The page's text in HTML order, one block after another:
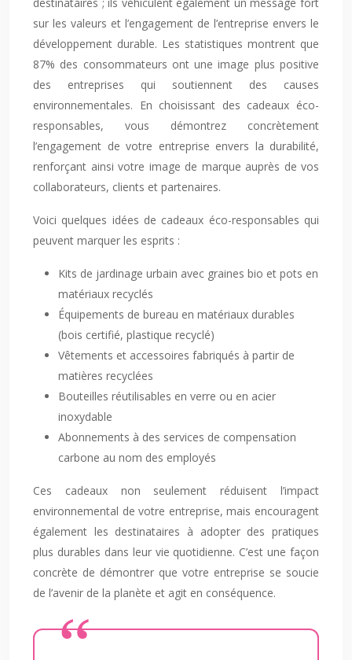
sur les valeurs et l’engagement de l’entreprise envers le
développement durable. Les statistiques montrent que
87% des consommateurs ont une image plus positive
des entreprises qui soutiennent des causes
environnementales. En choisissant des cadeaux éco-
responsables, vous démontrez concrètement
l’engagement de votre entreprise envers la durabilité,
renforçant ainsi votre image de marque auprès de vos
collaborateurs, clients et partenaires.
Voici quelques idées de cadeaux éco-responsables qui
peuvent marquer les esprits :
Kits de jardinage urbain avec graines bio et pots en
matériaux recyclés
Équipements de bureau en matériaux durables
(bois certifié, plastique recyclé)
Vêtements et accessoires fabriqués à partir de
matières recyclées
Bouteilles réutilisables en verre ou en acier
inoxydable
Abonnements à des services de compensation
carbone au nom des employés
Ces cadeaux non seulement réduisent l’impact
environnemental de votre entreprise, mais encouragent
également les destinataires à adopter des pratiques
plus durables dans leur vie quotidienne. C’est une façon
concrète de démontrer que votre entreprise se soucie
de l’avenir de la planète et agit en conséquence.